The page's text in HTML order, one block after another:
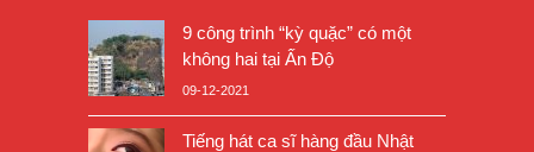
9 công trình “kỳ quặc” có một
không hai tại Ấn Độ
09-12-2021
Tiếng hát ca sĩ hàng đầu Nhật